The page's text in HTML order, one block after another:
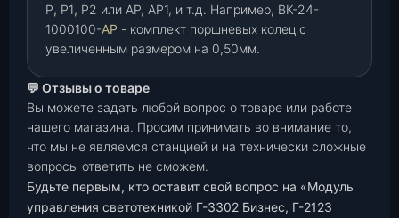
Р, Р1, Р2 или АР, АР1, и т.д. Например, ВК-24-
1000100-АР - комплект поршневых колец с
увеличенным размером на 0,50мм.
💬 Отзывы о товаре
Вы можете задать любой вопрос о товаре или работе
нашего магазина. Просим принимать во внимание то,
что мы не являемся станцией и на технически сложные
вопросы ответить не сможем.
Будьте первым, кто оставит свой вопрос на «Модуль
управления светотехникой Г-3302 Бизнес, Г-2123